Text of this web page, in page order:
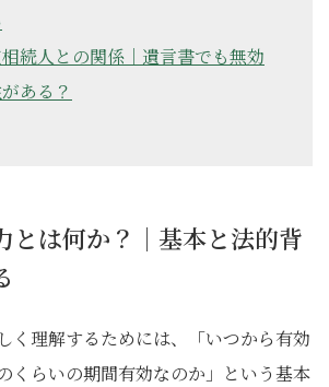
続人との関係｜遺言書でも無効
ある？
とは何か？｜基本と法的背
く理解するためには、「いつから有効
くらいの期間有効なのか」という基本